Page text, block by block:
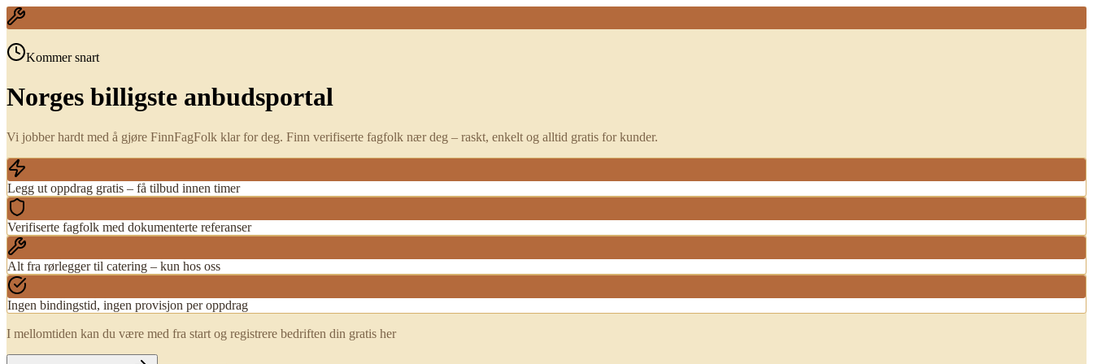
Kommer snart
Norges billigste anbudsportal
Vi jobber hardt med å gjøre FinnFagFolk klar for deg. Finn verifiserte fagfolk nær deg – raskt, enkelt og alltid gratis for kunder.
Legg ut oppdrag gratis – få tilbud innen timer
Verifiserte fagfolk med dokumenterte referanser
Alt fra rørlegger til catering – kun hos oss
Ingen bindingstid, ingen provisjon per oppdrag
I mellomtiden kan du være med fra start og registrere bedriften din gratis her